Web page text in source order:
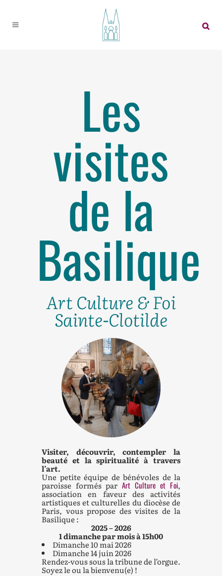
Les
visites
de la
Basilique
Art Culture & Foi
Sainte-Clotilde
Visiter, découvrir, contempler la
beauté et la spiritualité à travers
l’art.
Une petite équipe de bénévoles de la
paroisse formés par Art Culture et Foi,
association en faveur des activités
artistiques et culturelles du diocèse de
Paris, vous propose des visites de la
Basilique :
2025 – 2026
1 dimanche par mois à 15h00
Dimanche 10 mai 2026
Dimanche 14 juin 2026
Rendez-vous sous la tribune de l’orgue.
Soyez le ou la bienvenu(e) !